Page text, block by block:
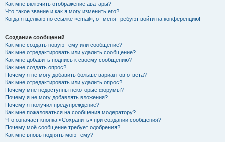
Как мне включить отображение аватары?
Что такое звание и как я могу изменить его?
Когда я щёлкаю по ссылке «email», от меня требуют войти на конференцию!
Создание сообщений
Как мне создать новую тему или сообщение?
Как мне отредактировать или удалить сообщение?
Как мне добавить подпись к своему сообщению?
Как мне создать опрос?
Почему я не могу добавить больше вариантов ответа?
Как мне отредактировать или удалить опрос?
Почему мне недоступны некоторые форумы?
Почему я не могу добавлять вложения?
Почему я получил предупреждение?
Как мне пожаловаться на сообщения модератору?
Что означает кнопка «Сохранить» при создании сообщения?
Почему моё сообщение требует одобрения?
Как мне вновь поднять мою тему?